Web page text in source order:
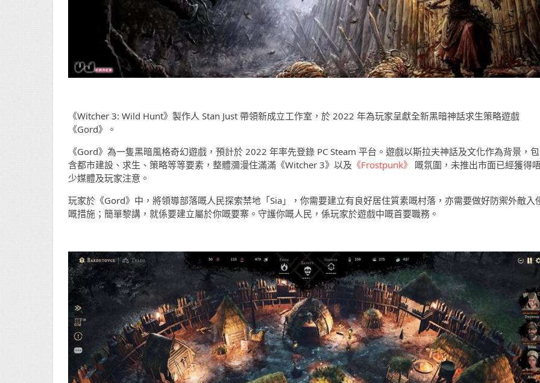
《Witcher 3: Wild Hunt》製作人 Stan Just 帶領新成立工作室，於 2022 年為玩家呈獻全新黑暗神話求生策略遊戲
《Gord》。
《Gord》為一隻黑暗風格奇幻遊戲，預計於 2022 年率先登錄 PC Steam 平台。遊戲以斯拉夫神話及文化作為背景，包
含都市建設、求生、策略等等要素，整體瀰漫住滿滿《Witcher 3》以及 《Frostpunk》
嘅氛圍，未推出市面已經獲得
少媒體及玩家注意。
玩家於《Gord》中，將領導部落嘅人民探索禁地「Sia」，你需要建立有良好居住質素嘅村落，亦需要做好防禦外敵入
嘅措施；簡單黎講，就係要建立屬於你嘅要寨。守護你嘅人民，係玩家於遊戲中嘅首要職務。